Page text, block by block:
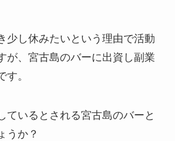
少し休みたいという理由で活動
が、宮古島のバーに出資し副業
す。
ているとされる宮古島のバーと
うか？